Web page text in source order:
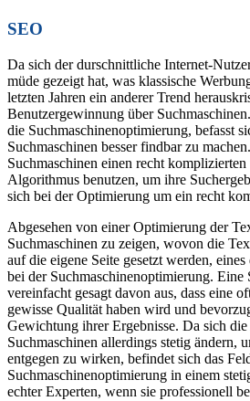
SEO
Da sich der durschnittliche Internet-
müde gezeigt hat, was klassische
letzten Jahren ein anderer Trend
Benutzergewinnung über
die Suchmaschinenoptimierung, befasst
Suchmaschinen besser findbar zu
Suchmaschinen einen recht
Algorithmus benutzen, um ihre
sich bei der Optimierung um ein recht
Abgesehen von einer Optimierung der
Suchmaschinen zu zeigen, wovon die
auf die eigene Seite gesetzt werden,
bei der Suchmaschinenoptimierung. Eine
vereinfacht gesagt davon aus, dass eine
gewisse Qualität haben wird und
Gewichtung ihrer Ergebnisse. Da sich
Suchmaschinen allerdings stetig ändern,
entgegen zu wirken, befindet sich das
Suchmaschinenoptimierung in einem
echter Experten, wenn sie professionell